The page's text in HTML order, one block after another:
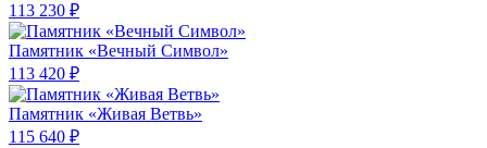
113 230 ₽
Памятник «Вечный Символ»
113 420 ₽
Памятник «Живая Ветвь»
115 640 ₽